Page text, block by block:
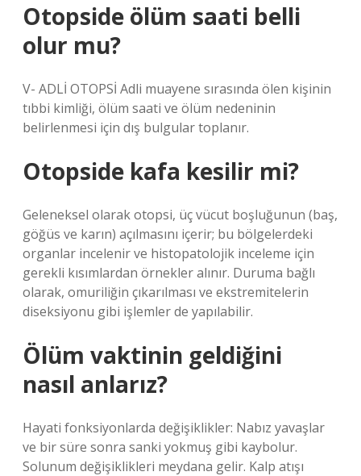
Otopside ölüm saati belli
olur mu?
V- ADLİ OTOPSİ Adli muayene sırasında ölen kişinin
tıbbi kimliği, ölüm saati ve ölüm nedeninin
belirlenmesi için dış bulgular toplanır.
Otopside kafa kesilir mi?
Geleneksel olarak otopsi, üç vücut boşluğunun (baş,
göğüs ve karın) açılmasını içerir; bu bölgelerdeki
organlar incelenir ve histopatolojik inceleme için
gerekli kısımlardan örnekler alınır. Duruma bağlı
olarak, omuriliğin çıkarılması ve ekstremitelerin
diseksiyonu gibi işlemler de yapılabilir.
Ölüm vaktinin geldiğini
nasıl anlarız?
Hayati fonksiyonlarda değişiklikler: Nabız yavaşlar
ve bir süre sonra sanki yokmuş gibi kaybolur.
Solunum değişiklikleri meydana gelir. Kalp atışı